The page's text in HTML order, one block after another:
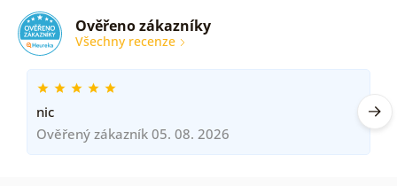
Ověřeno zákazníky
Všechny recenze
nic
Ověřený zákazník 05. 08. 2026